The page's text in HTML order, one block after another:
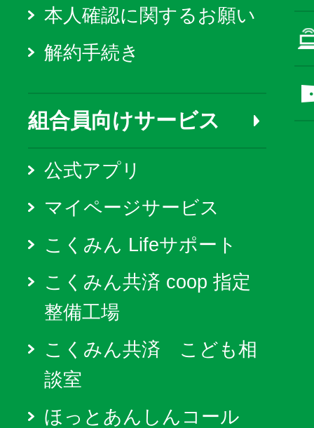
本人確認に関するお願い
解約手続き
組合員向けサービス
公式アプリ
マイページサービス
こくみん Lifeサポート
こくみん共済 coop 指定
整備工場
こくみん共済 こども相
談室
ほっとあんしんコール